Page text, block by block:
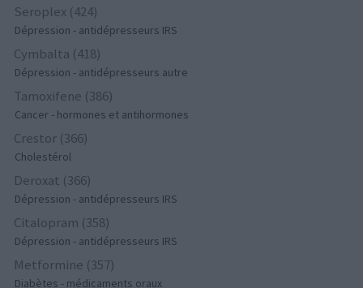
Seroplex (424)
Dépression - antidépresseurs IRS
Cymbalta (418)
Dépression - antidépresseurs autre
Tamoxifene (386)
Cancer - hormones et antihormones
Crestor (366)
Cholestérol
Deroxat (366)
Dépression - antidépresseurs IRS
Citalopram (358)
Dépression - antidépresseurs IRS
Metformine (357)
Diabètes - médicaments oraux